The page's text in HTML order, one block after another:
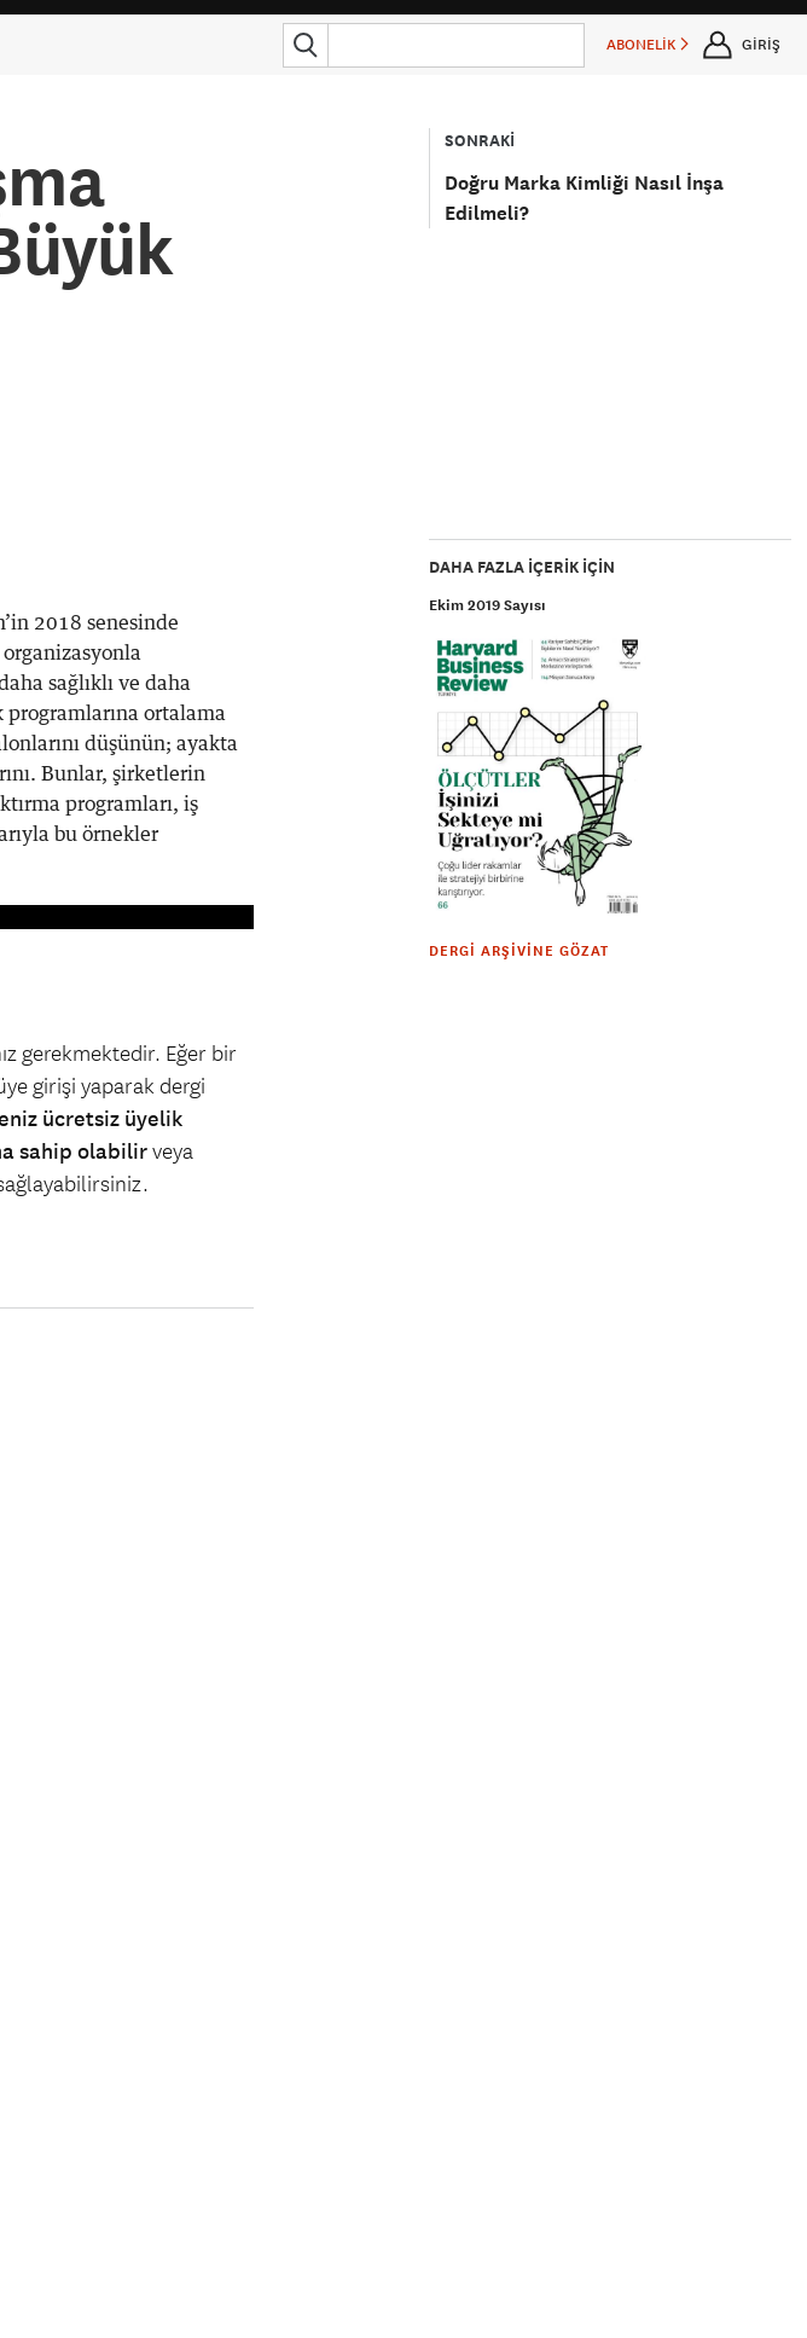
ABONELİK GİRİŞ
SONRAKİ
Doğru Marka Kimliği Nasıl İnşa
Edilmeli?
DAHA FAZLA IÇERIK IÇIN
Ekim 2019 Sayısı
DERGI ARŞIVINE GÖZAT
2018 senesinde
sağlıklı ve daha
programlarına ortalama
düşünün; ayakta
Bunlar, şirketlerin
programları, iş
bu örnekler
gerekmektedir. Eğer bir
girişi yaparak dergi
ücretsiz üyelik
sahip olabilirveya